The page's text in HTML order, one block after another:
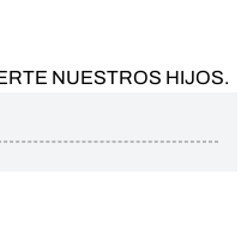
NUESTROS HIJOS.